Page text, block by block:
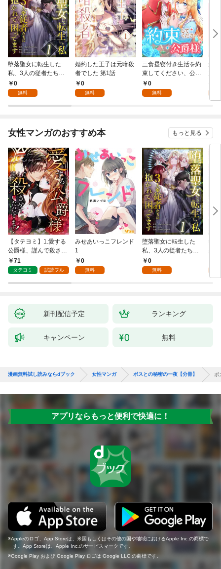
堕落聖女に転生した
私、3人の従者たちに
抱かれて困ってます 第
1話
0
無料
婚約した王子は元暗殺
者でした 第1話
0
無料
三食昼寝付き生活を約
束してください、公爵
様 1話
0
無料
絶
嬢
行
女性マンガのおすすめ本 もっと見る
【タテヨミ】1.愛する
公爵様、謹んで殺させ
ていただきます！
71
タテヨミ 試読フル
みせあいっこフレンド
1
0
無料
堕落聖女に転生した
私、3人の従者たちに
抱かれて困ってます 第
1話
0
無料
授
身
新刊配信予定 ランキング
キャンペーン 無料
漫画無料試し読みならdブック 女性マンガ ボスとの秘密の一夜【分冊】 ボ
アプリならもっと便利で快適に！
Appleのロゴ、App Storeは、米国もしくはその他の国や地域におけるApple Inc.の商標で
す。App Storeは、Apple Inc.のサービスマークです。
Google Play および Google Play ロゴは Google LLC の商標です。